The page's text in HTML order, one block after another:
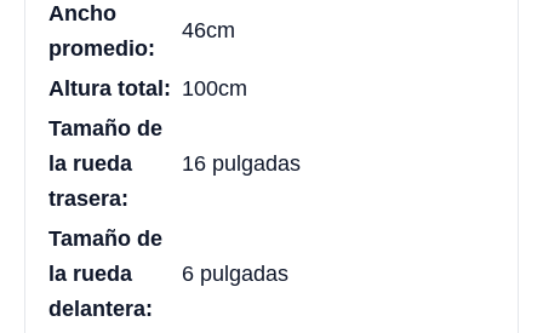
Ancho
promedio:
46cm
Altura total: 100cm
Tamaño de
la rueda
trasera:
16 pulgadas
Tamaño de
la rueda
delantera:
6 pulgadas